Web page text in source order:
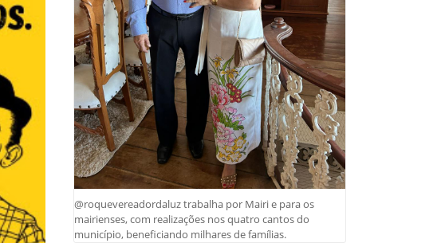
@roquevereadordaluz trabalha por Mairi e para os
mairienses, com realizações nos quatro cantos do
município, beneficiando milhares de famílias.